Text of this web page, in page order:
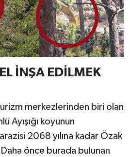
İNŞA EDİLMEK
merkezlerinden biri olan
Ayışığı koyunun
2068 yılına kadar Özak
önce burada bulunan